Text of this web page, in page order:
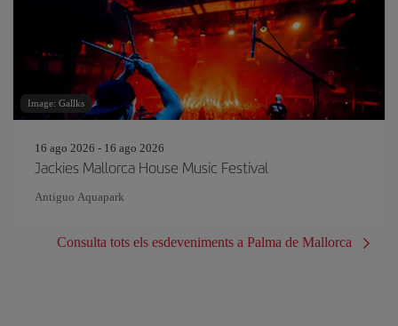
Image: Gallks
16 ago 2026 - 16 ago 2026
Jackies Mallorca House Music Festival
Antiguo Aquapark
Consulta tots els esdeveniments a Palma de Mallorca